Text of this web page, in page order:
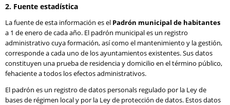
2. Fuente estadística
La fuente de esta información es el Padrón municipal de habitantes
a 1 de enero de cada año. El padrón municipal es un registro
administrativo cuya formación, así como el mantenimiento y la gestión,
corresponde a cada uno de los ayuntamientos existentes. Sus datos
constituyen una prueba de residencia y domicilio en el término público,
fehaciente a todos los efectos administrativos.
El padrón es un registro de datos personals regulado por la Ley de
bases de régimen local y por la Ley de protección de datos. Estos datos